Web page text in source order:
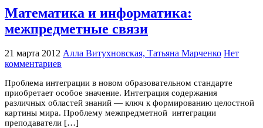
Математика и информатика:
межпредметные связи
21 марта 2012 Алла Витухновская, Татьяна Марченко Нет
комментариев
Проблема интеграции в новом образовательном стандарте
приобретает особое значение. Интеграция содержания
различных областей знаний — ключ к формированию целостной
картины мира. Проблему межпредметной интеграции
преподаватели […]